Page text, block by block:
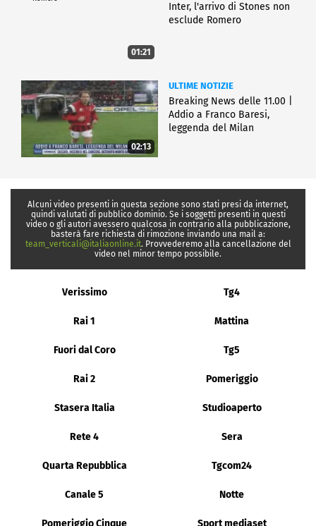
01:21
Inter, l'arrivo di Stones non
esclude Romero
02:13
ULTIME NOTIZIE
Breaking News delle 11.00 |
Addio a Franco Baresi,
leggenda del Milan
Alcuni video presenti in questa sezione sono stati presi da internet,
quindi valutati di pubblico dominio. Se i soggetti presenti in questi
video o gli autori avessero qualcosa in contrario alla pubblicazione,
basterà fare richiesta di rimozione inviando una mail a:
team_verticali@italiaonline.it. Provvederemo alla cancellazione del
video nel minor tempo possibile.
Verissimo Tg4
Rai 1 Mattina
Fuori dal Coro Tg5
Rai 2 Pomeriggio
Stasera Italia Studioaperto
Rete 4 Sera
Quarta Repubblica Tgcom24
Canale 5 Notte